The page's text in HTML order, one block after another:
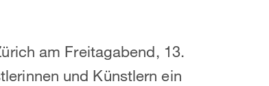
am Freitagabend, 13.
und Künstlern ein